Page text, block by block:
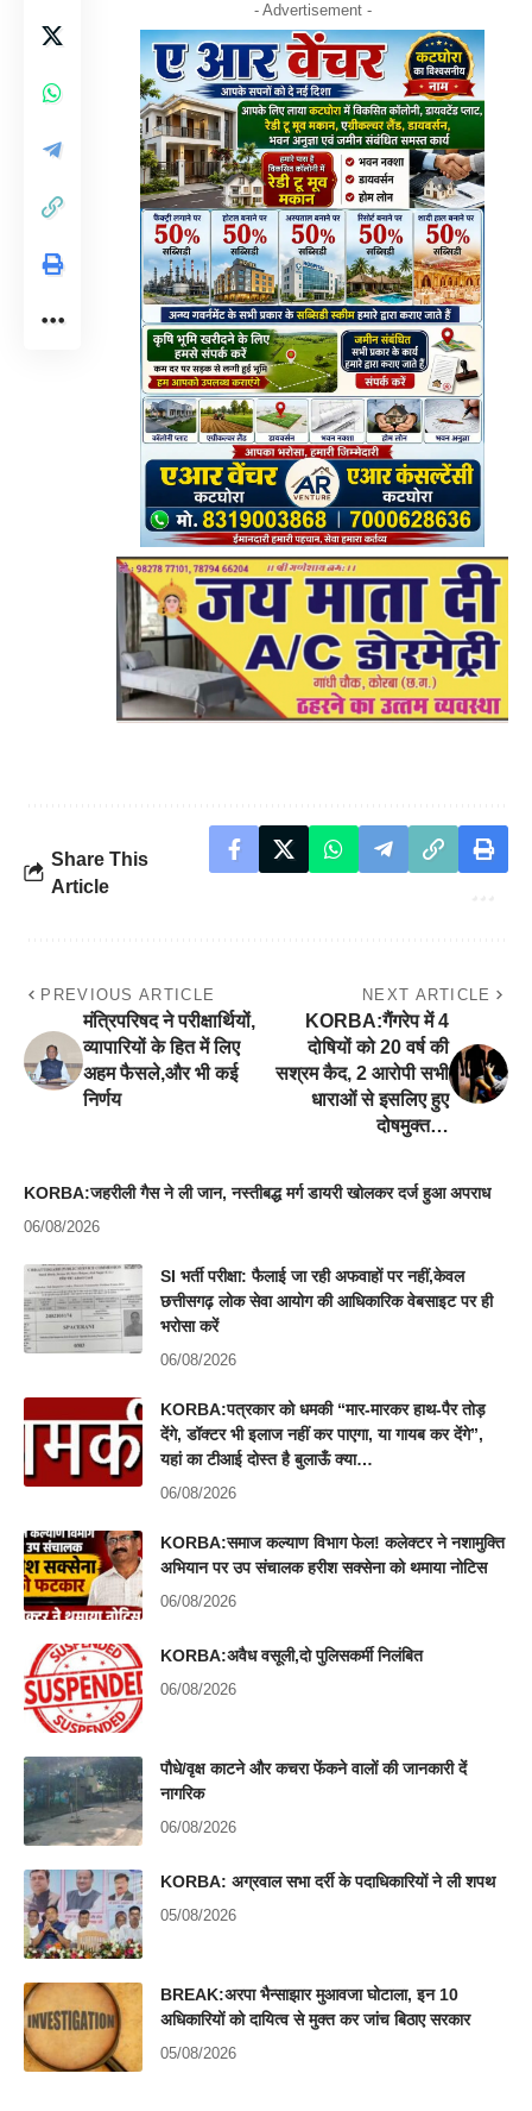
- Advertisement -
Share This
Article
PREVIOUS ARTICLE
मंत्रिपरिषद ने परीक्षार्थियों,
व्यापारियों के हित में लिए
अहम फैसले,और भी कई
निर्णय
NEXT ARTICLE
KORBA:गैंगरेप में 4
दोषियों को 20 वर्ष की
सश्रम कैद, 2 आरोपी सभी
धाराओं से इसलिए हुए
दोषमुक्त…
KORBA:जहरीली गैस ने ली जान, नस्तीबद्ध मर्ग डायरी खोलकर दर्ज हुआ अपराध
06/08/2026
SI भर्ती परीक्षा: फैलाई जा रही अफवाहों पर नहीं,केवल
छत्तीसगढ़ लोक सेवा आयोग की आधिकारिक वेबसाइट पर ही
भरोसा करें
06/08/2026
KORBA:पत्रकार को धमकी “मार-मारकर हाथ-पैर तोड़
देंगे, डॉक्टर भी इलाज नहीं कर पाएगा, या गायब कर देंगे”,
यहां का टीआई दोस्त है बुलाऊँ क्या…
06/08/2026
KORBA:समाज कल्याण विभाग फेल! कलेक्टर ने नशामुक्ति
अभियान पर उप संचालक हरीश सक्सेना को थमाया नोटिस
06/08/2026
KORBA:अवैध वसूली,दो पुलिसकर्मी निलंबित
06/08/2026
पौधे/वृक्ष काटने और कचरा फेंकने वालों की जानकारी दें
नागरिक
06/08/2026
KORBA: अग्रवाल सभा दर्री के पदाधिकारियों ने ली शपथ
05/08/2026
BREAK:अरपा भैन्साझार मुआवजा घोटाला, इन 10
अधिकारियों को दायित्व से मुक्त कर जांच बिठाए सरकार
05/08/2026